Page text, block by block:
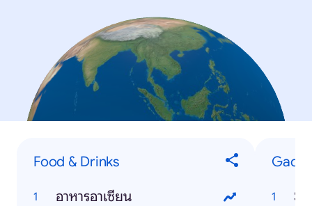
Food & Drinks
อาหารอาเซียน